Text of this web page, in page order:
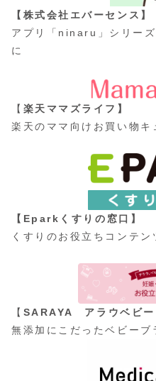
【株式会社エバーセンス】
アプリ「ninaru」シリー
に
【 楽天ママズライフ】
楽天のママ向けお買い物キ
【Eparkくすりの窓口】
くすりのお役立ちコンテン
【 SARAYA アラウベビー
無添加にこだったベビーブ